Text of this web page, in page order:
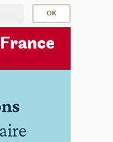
rance